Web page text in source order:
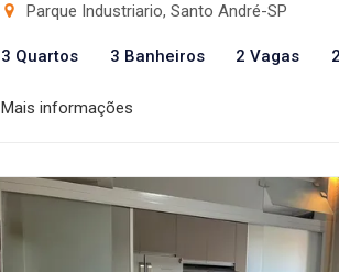
Parque Industriario, Santo André-SP
3 Quartos 3 Banheiros 2 Vagas
Mais informações